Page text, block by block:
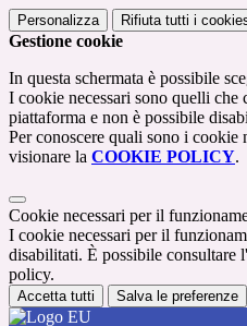
Personalizza Rifiuta tutti i
Gestione cookie
In questa schermata è possibile
I cookie necessari sono quelli
piattaforma e non è possibile
Per conoscere quali sono i cookie
visionare la COOKIE POLICY.
Cookie necessari per il
I cookie necessari per il
disabilitati. È possibile consultare
policy.
Accetta tutti Salva le preferenze